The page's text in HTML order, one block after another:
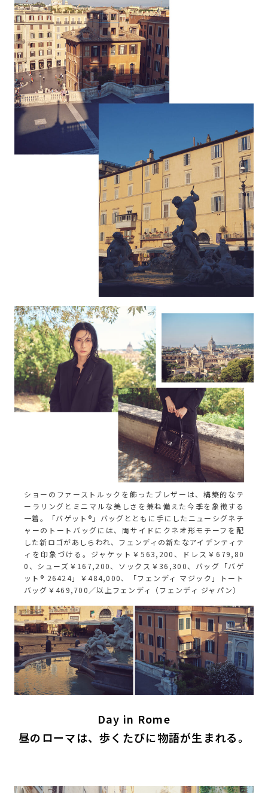
ショーのファーストルックを飾ったブレザーは、構築的なテ
ーラリングとミニマルな美しさを兼ね備えた今季を象徴する
一着。「バゲット®」バッグとともに手にしたニューシグネチ
ャーのトートバッグには、両サイドにクネオ形モチーフを配
した新ロゴがあしらわれ、フェンディの新たなアイデンティテ
ィを印象づける。ジャケット￥563,200、ドレス￥679,80
0、シューズ￥167,200、ソックス￥36,300、バッグ「バゲ
ット® 26424」￥484,000、「フェンディ マジック」トート
バッグ￥469,700／以上フェンディ（フェンディ ジャパン）
Day in Rome
昼のローマは、歩くたびに物語が生まれる。